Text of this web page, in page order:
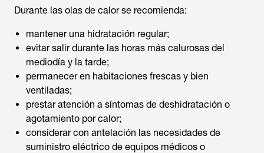
Durante las olas de calor se recomienda:
mantener una hidratación regular;
evitar salir durante las horas más calurosas del
mediodía y la tarde;
permanecer en habitaciones frescas y bien
ventiladas;
prestar atención a síntomas de deshidratación o
agotamiento por calor;
considerar con antelación las necesidades de
suministro eléctrico de equipos médicos o